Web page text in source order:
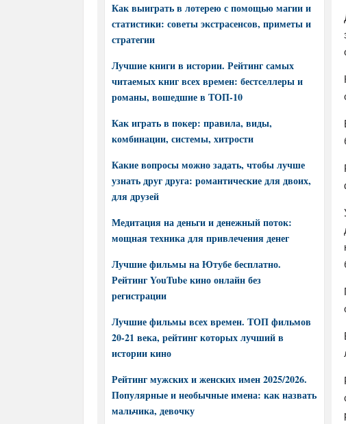
Как выиграть в лотерею с помощью магии и
статистики: советы экстрасенсов, приметы и
стратегии
Лучшие книги в истории. Рейтинг самых
читаемых книг всех времен: бестселлеры и
романы, вошедшие в ТОП-10
Как играть в покер: правила, виды,
комбинации, системы, хитрости
Какие вопросы можно задать, чтобы лучше
узнать друг друга: романтические для двоих,
для друзей
Медитация на деньги и денежный поток:
мощная техника для привлечения денег
Лучшие фильмы на Ютубе бесплатно.
Рейтинг YouTube кино онлайн без
регистрации
Лучшие фильмы всех времен. ТОП фильмов
20-21 века, рейтинг которых лучший в
истории кино
Рейтинг мужских и женских имен 2025/2026.
Популярные и необычные имена: как назвать
мальчика, девочку